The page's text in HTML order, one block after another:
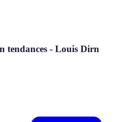
tendances - Louis Dirn